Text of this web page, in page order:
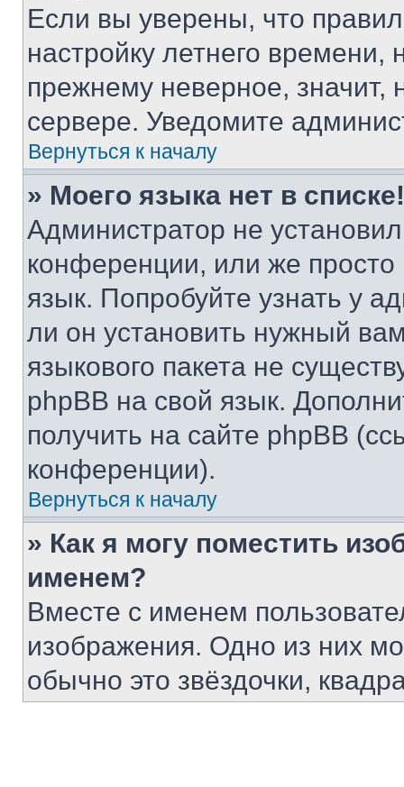
Если вы уверены, что
настройку летнего
прежнему неверное, значит,
сервере. Уведомите
Вернуться к началу
» Моего языка нет в списке!
Администратор не
конференции, или же
язык. Попробуйте узнать у
ли он установить нужный
языкового пакета не
phpBB на свой язык.
получить на сайте phpBB
конференции).
Вернуться к началу
» Как я могу поместить
именем?
Вместе с именем
изображения. Одно из них
обычно это звёздочки,